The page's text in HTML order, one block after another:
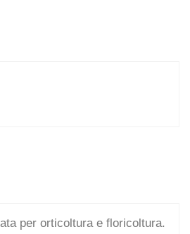
per orticoltura e floricoltura.